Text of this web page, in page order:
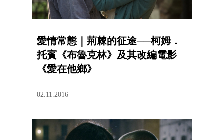
愛情常態｜荊棘的征途──柯姆．
托賓《布魯克林》及其改編電影
《愛在他鄉》
02.11.2016